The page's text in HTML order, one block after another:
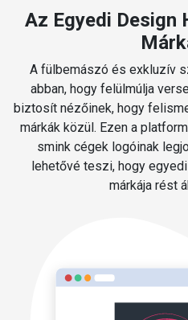
Az Egyedi Design
A fülbemászó és exkluzív
abban, hogy felülmúlja
biztosít nézőinek, hogy
márkák közül. Ezen a
smink cégek logóinak
lehetővé teszi, hogy
márkája rést